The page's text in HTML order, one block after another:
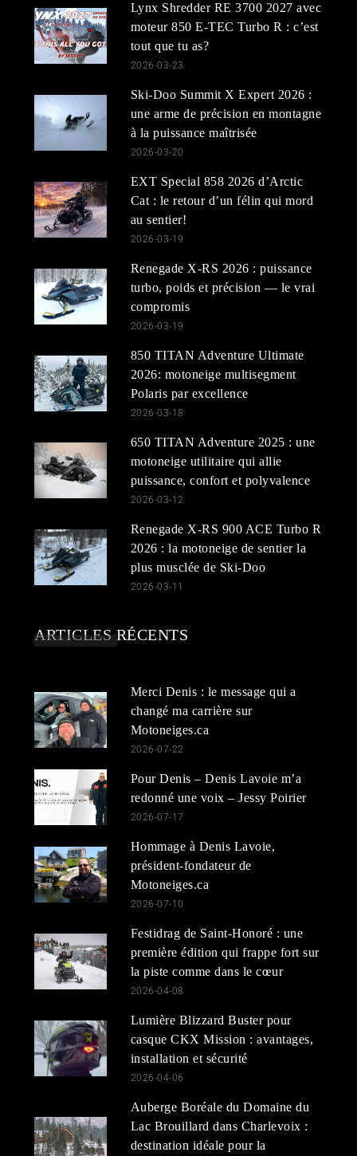
Lynx Shredder RE 3700 2027 avec
moteur 850 E-TEC Turbo R : c’est
tout que tu as?
2026-03-23
Ski-Doo Summit X Expert 2026 :
une arme de précision en montagne
à la puissance maîtrisée
2026-03-20
EXT Special 858 2026 d’Arctic
Cat : le retour d’un félin qui mord
au sentier!
2026-03-19
Renegade X-RS 2026 : puissance
turbo, poids et précision — le vrai
compromis
2026-03-19
850 TITAN Adventure Ultimate
2026: motoneige multisegment
Polaris par excellence
2026-03-18
650 TITAN Adventure 2025 : une
motoneige utilitaire qui allie
puissance, confort et polyvalence
2026-03-12
Renegade X-RS 900 ACE Turbo R
2026 : la motoneige de sentier la
plus musclée de Ski-Doo
2026-03-11
ARTICLES RÉCENTS
Merci Denis : le message qui a
changé ma carrière sur
Motoneiges.ca
2026-07-22
Pour Denis – Denis Lavoie m’a
redonné une voix – Jessy Poirier
2026-07-17
Hommage à Denis Lavoie,
président-fondateur de
Motoneiges.ca
2026-07-10
Festidrag de Saint-Honoré : une
première édition qui frappe fort sur
la piste comme dans le cœur
2026-04-08
Lumière Blizzard Buster pour
casque CKX Mission : avantages,
installation et sécurité
2026-04-06
Auberge Boréale du Domaine du
Lac Brouillard dans Charlevoix :
destination idéale pour la